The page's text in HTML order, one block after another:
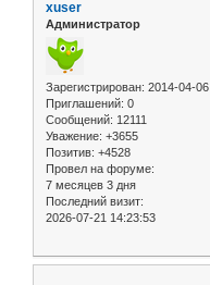
xuser
Администратор
Зарегистрирован: 2014-04-06
Приглашений: 0
Сообщений: 12111
Уважение: +3655
Позитив: +4528
Провел на форуме:
7 месяцев 3 дня
Последний визит:
2026-07-21 14:23:53